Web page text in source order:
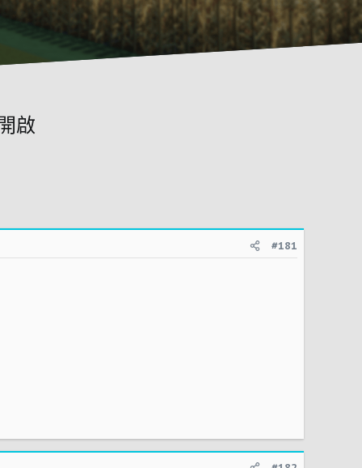
啟
#181